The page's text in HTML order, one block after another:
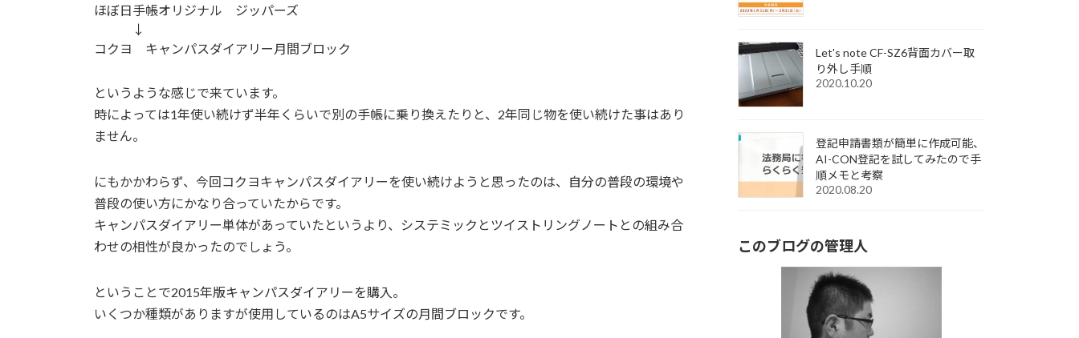
ほぼ日手帳オリジナル ジッパーズ
↓
コクヨ キャンパスダイアリー月間ブロック
というような感じで来ています。
時によっては1年使い続けず半年くらいで別の手帳に乗り換えたりと、2年同じ物を使い続けた事はあり
ません。
にもかかわらず、今回コクヨキャンパスダイアリーを使い続けようと思ったのは、自分の普段の環境や
普段の使い方にかなり合っていたからです。
キャンパスダイアリー単体があっていたというより、システミックとツイストリングノートとの組み合
わせの相性が良かったのでしょう。
ということで2015年版キャンパスダイアリーを購入。
いくつか種類がありますが使用しているのはA5サイズの月間ブロックです。
Let's note CF-SZ6背面カバー取
り外し手順
2020.10.20
登記申請書類が簡単に作成可能、
AI-CON登記を試してみたので手
順メモと考察
2020.08.20
このブログの管理人